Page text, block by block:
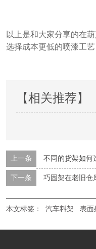
以上是和大家分享的在葫
选择成本更低的喷漆工艺
【相关推荐】
上一条 不同的货架如何
下一条 巧固架在老旧仓
本文标签： 汽车料架 表面